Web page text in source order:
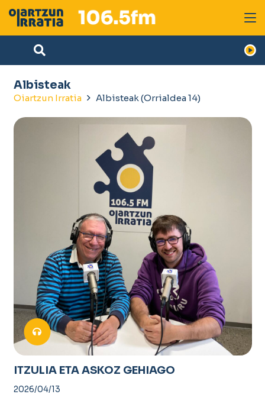
Albisteak
Oiartzun Irratia Albisteak (Orrialdea 14)
ITZULIA ETA ASKOZ GEHIAGO
2026/04/13